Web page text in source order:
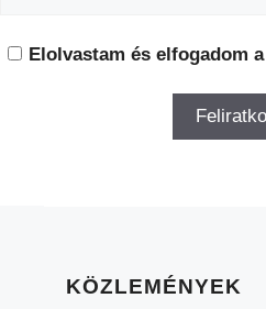
Elolvastam és elfogadom a
KÖZLEMÉNYEK